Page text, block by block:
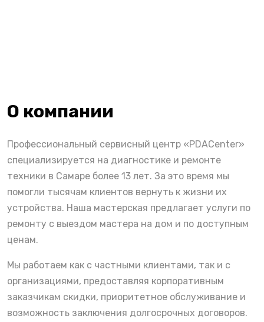
О компании
Профессиональный сервисный центр «PDACenter»
специализируется на диагностике и ремонте
техники в Самаре более 13 лет. За это время мы
помогли тысячам клиентов вернуть к жизни их
устройства. Наша мастерская предлагает услуги по
ремонту с выездом мастера на дом и по доступным
ценам.
Мы работаем как с частными клиентами, так и с
организациями, предоставляя корпоративным
заказчикам скидки, приоритетное обслуживание и
возможность заключения долгосрочных договоров.